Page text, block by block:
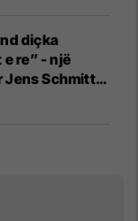
diçka
re” - një
Jens Schmitt
dhe të